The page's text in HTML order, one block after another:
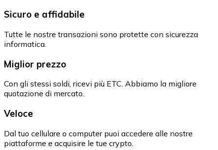
Sicuro e affidabile
Tutte le nostre transazioni sono protette con sicurezza
informatica.
Miglior prezzo
Con gli stessi soldi, ricevi più ETC. Abbiamo la migliore
quotazione di mercato.
Veloce
Dal tuo cellulare o computer puoi accedere alle nostre
piattaforme e acquisire le tue crypto.